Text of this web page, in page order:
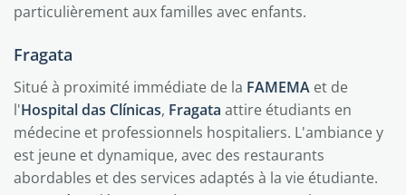
particulièrement aux familles avec enfants.
Fragata
Situé à proximité immédiate de la FAMEMA et de
l'Hospital das Clínicas, Fragata attire étudiants en
médecine et professionnels hospitaliers. L'ambiance y
est jeune et dynamique, avec des restaurants
abordables et des services adaptés à la vie étudiante.